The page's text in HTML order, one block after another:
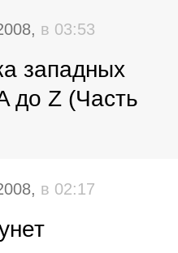
в 03:53
западных
до Z (Часть
в 02:17